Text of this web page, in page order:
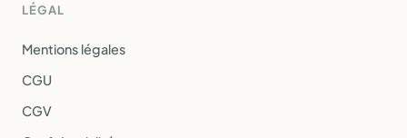
LÉGAL
Mentions légales
CGU
CGV